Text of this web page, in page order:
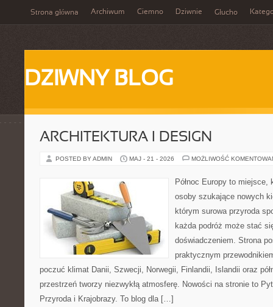
Strona główna Archiwum Ciemno Dziwnie Głucho
DZIWNY BLOG
ARCHITEKTURA I DESIGN
POSTED BY ADMIN MAJ - 21 - 2026 MOŻLIWOŚĆ
Północ Europy to miejsce,
osoby szukające nowych
którym surowa przyroda
każda podróż może stać
doświadczeniem. Strona
praktycznym
poczuć klimat Danii, Szwecji, Norwegii, Finlandii, Islandii oraz
przestrzeń tworzy niezwykłą atmosferę. Nowości na stronie to
Przyroda i Krajobrazy. To blog dla […]